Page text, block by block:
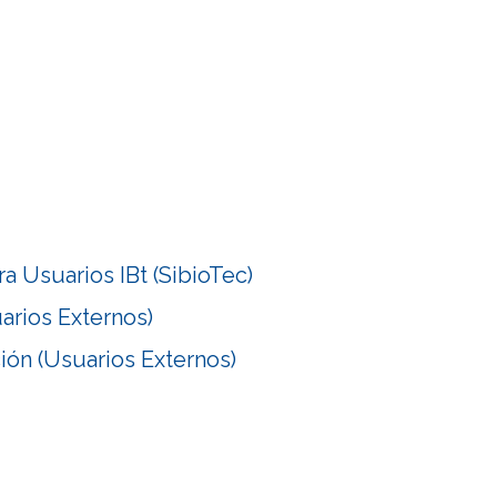
Usuarios IBt (SibioTec)
Externos)
(Usuarios Externos)